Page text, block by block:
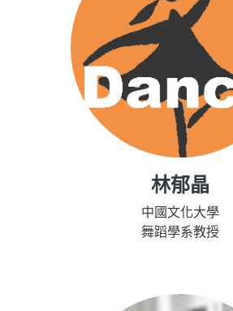
林郁晶
中國文化大學
舞蹈學系教授